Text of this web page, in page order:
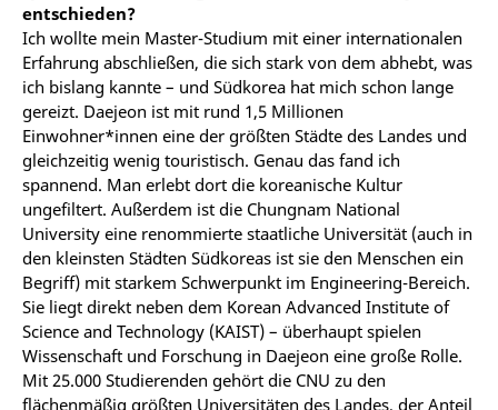
entschieden?
Ich wollte mein Master-Studium mit einer internationalen
Erfahrung abschließen, die sich stark von dem abhebt, was
ich bislang kannte – und Südkorea hat mich schon lange
gereizt. Daejeon ist mit rund 1,5 Millionen
Einwohner*innen eine der größten Städte des Landes und
gleichzeitig wenig touristisch. Genau das fand ich
spannend. Man erlebt dort die koreanische Kultur
ungefiltert. Außerdem ist die Chungnam National
University eine renommierte staatliche Universität (auch in
den kleinsten Städten Südkoreas ist sie den Menschen ein
Begriff) mit starkem Schwerpunkt im Engineering-Bereich.
Sie liegt direkt neben dem Korean Advanced Institute of
Science and Technology (KAIST) – überhaupt spielen
Wissenschaft und Forschung in Daejeon eine große Rolle.
Mit 25.000 Studierenden gehört die CNU zu den
flächenmäßig größten Universitäten des Landes, der Anteil